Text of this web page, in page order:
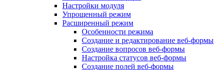
Настройки модуля
Упрощенный режим
Расширенный режим
Особенности режима
Создание и редактирование веб-формы
Создание вопросов веб-формы
Настройка статусов веб-формы
Создание полей веб-формы